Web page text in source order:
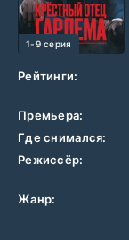
1-9 серия
1
2 3 4 5
Рейтинги:
Премьера:
Где снимался:
Режиссёр:
Жанр: